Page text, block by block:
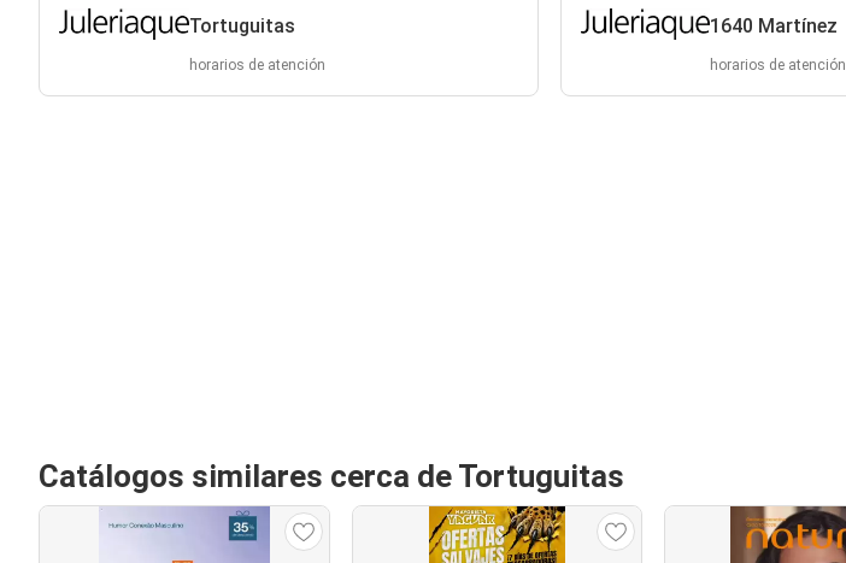
Tortuguitas
horarios de atención
1640 Martínez
horarios de atención
Catálogos similares cerca de Tortuguitas